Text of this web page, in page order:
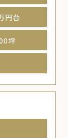
円台
坪